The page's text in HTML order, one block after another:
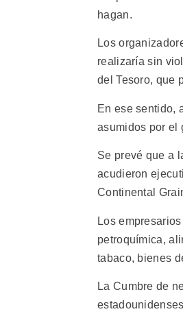
hagan.
Los
realizaría sin
del Tesoro, que
En ese sentido,
asumidos por el
Se prevé que a
acudieron
Continental
Los
petroquímica,
tabaco, bienes
La Cumbre de